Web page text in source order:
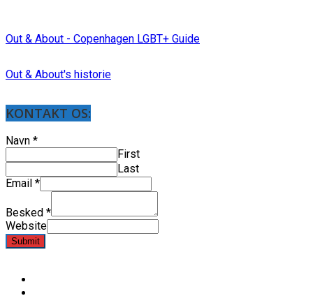
Out & About - Copenhagen LGBT+ Guide
Out & About's historie
KONTAKT OS:
Navn *
First
Last
Email *
Besked *
Website
Submit